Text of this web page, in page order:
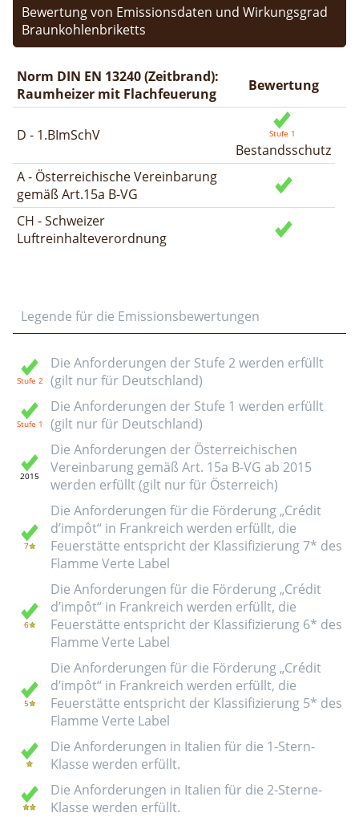
Bewertung von Emissionsdaten und Wirkungsgrad
Braunkohlenbriketts
Norm DIN EN 13240 (Zeitbrand):
Raumheizer mit Flachfeuerung
Bewertung
D - 1.BImSchV
Bestandsschutz
A - Österreichische Vereinbarung
gemäß Art.15a B-VG
CH - Schweizer
Luftreinhalteverordnung
Legende für die Emissionsbewertungen
Die Anforderungen der Stufe 2 werden erfüllt
(gilt nur für Deutschland)
Die Anforderungen der Stufe 1 werden erfüllt
(gilt nur für Deutschland)
Die Anforderungen der Österreichischen
Vereinbarung gemäß Art. 15a B-VG ab 2015
werden erfüllt (gilt nur für Österreich)
Die Anforderungen für die Förderung „Crédit
d’impôt“ in Frankreich werden erfüllt, die
Feuerstätte entspricht der Klassifizierung 7* des
Flamme Verte Label
Die Anforderungen für die Förderung „Crédit
d’impôt“ in Frankreich werden erfüllt, die
Feuerstätte entspricht der Klassifizierung 6* des
Flamme Verte Label
Die Anforderungen für die Förderung „Crédit
d’impôt“ in Frankreich werden erfüllt, die
Feuerstätte entspricht der Klassifizierung 5* des
Flamme Verte Label
Die Anforderungen in Italien für die 1-Stern-
Klasse werden erfüllt.
Die Anforderungen in Italien für die 2-Sterne-
Klasse werden erfüllt.